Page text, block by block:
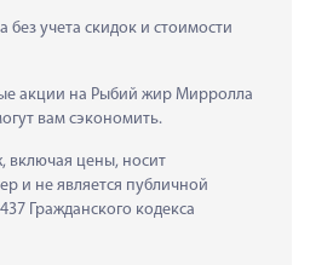
без учета скидок и стоимости
акции на Рыбий жир Мирролла
вам сэкономить.
включая цены, носит
и не является публичной
Гражданского кодекса